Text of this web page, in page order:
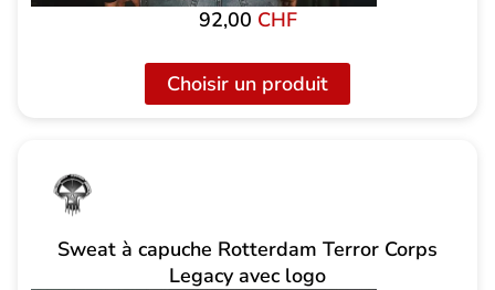
92,00 CHF
Choisir un produit
Sweat à capuche Rotterdam Terror Corps
Legacy avec logo